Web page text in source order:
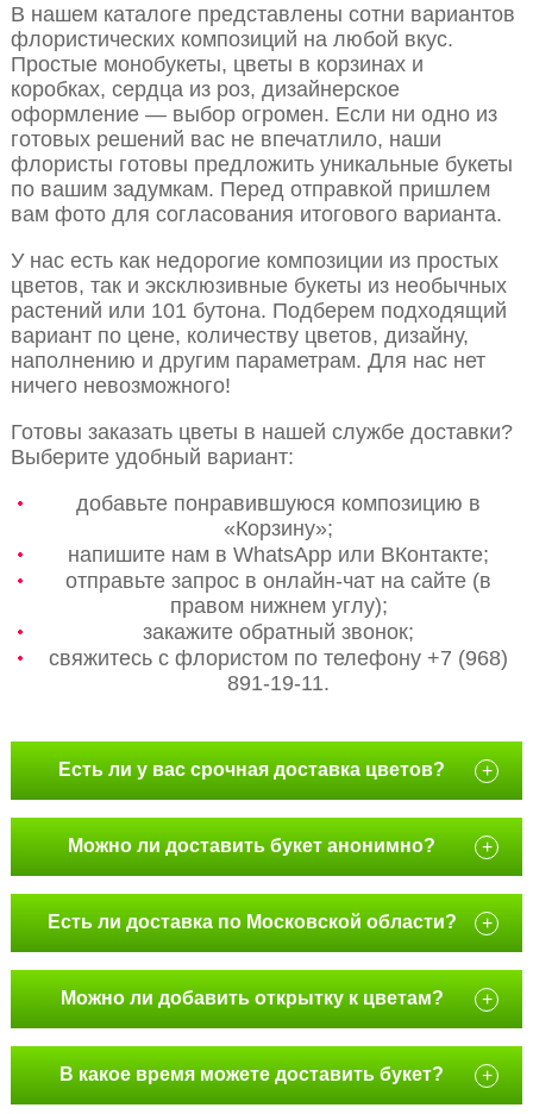
В нашем каталоге представлены сотни вариантов
флористических композиций на любой вкус.
Простые монобукеты, цветы в корзинах и
коробках, сердца из роз, дизайнерское
оформление — выбор огромен. Если ни одно из
готовых решений вас не впечатлило, наши
флористы готовы предложить уникальные букеты
по вашим задумкам. Перед отправкой пришлем
вам фото для согласования итогового варианта.
У нас есть как недорогие композиции из простых
цветов, так и эксклюзивные букеты из необычных
растений или 101 бутона. Подберем подходящий
вариант по цене, количеству цветов, дизайну,
наполнению и другим параметрам. Для нас нет
ничего невозможного!
Готовы заказать цветы в нашей службе доставки?
Выберите удобный вариант:
добавьте понравившуюся композицию в
«Корзину»;
напишите нам в WhatsApp или ВКонтакте;
отправьте запрос в онлайн-чат на сайте (в
правом нижнем углу);
закажите обратный звонок;
свяжитесь с флористом по телефону +7 (968)
891-19-11.
Есть ли у вас срочная доставка цветов? +
Можно ли доставить букет анонимно? +
Есть ли доставка по Московской области? +
Можно ли добавить открытку к цветам? +
В какое время можете доставить букет? +